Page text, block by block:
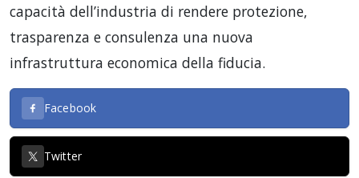
capacità dell’industria di rendere protezione,
trasparenza e consulenza una nuova
infrastruttura economica della fiducia.
Facebook
Twitter